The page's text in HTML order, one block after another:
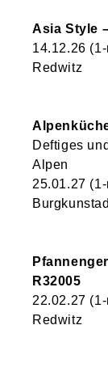
Asia Style
14.12.26
Redwitz
Deftiges
Alpen
25.01.27
R32005
22.02.27
Redwitz